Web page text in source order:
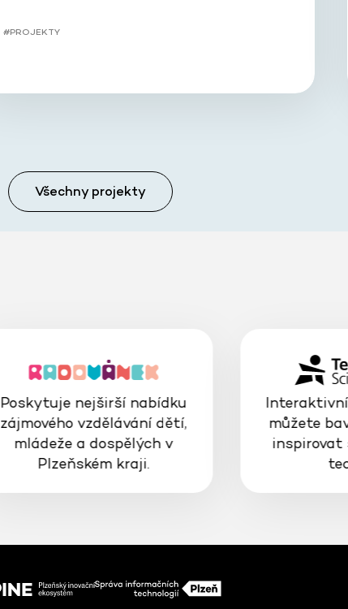
#PROJEKTY
Všechny projekty
Poskytuje nejširší nabídku
zájmového vzdělávání dětí,
mládeže a dospělých v
Plzeňském kraji.
můžete
inspirovat